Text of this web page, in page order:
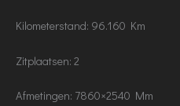
Kilometerstand: 96.160 Km
Zitplaatsen: 2
Afmetingen: 7860×2540 Mm